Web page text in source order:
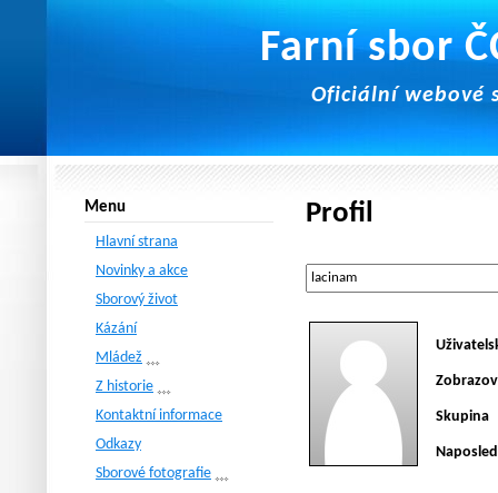
Farní sbor
Oficiální webové
Profil
Skupina
Menu
Hlavní strana
Novinky a akce
Sborový život
Kázání
Mládež
Z historie
Kontaktní informace
Odkazy
Sborové fotografie